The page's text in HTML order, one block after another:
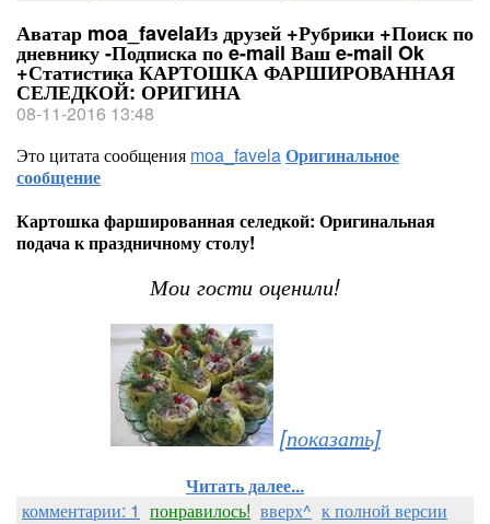
Аватар moa_favelaИз друзей +Рубрики +Поиск по
дневнику -Подписка по e-mail Ваш e-mail Ok
+Статистика КАРТОШКА ФАРШИРОВАННАЯ
СЕЛЕДКОЙ: ОРИГИНА
08-11-2016 13:48
Это цитата сообщения moa_favelaОригинальное
сообщение
Картошка фаршированная селедкой: Оригинальная
подача к праздничному столу!
Мои гости оценили!
[показать]
Читать далее...
комментарии: 1 понравилось! вверх^ к полной версии